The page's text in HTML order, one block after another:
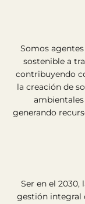
Somos
sostenible a
contribuyendo
la creación de
generando
Ser en el 2030,
gestión integral